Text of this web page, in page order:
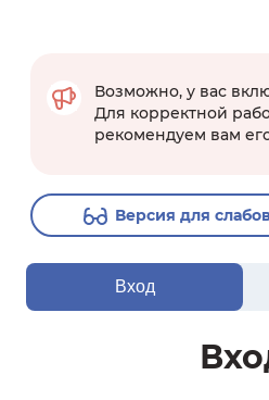
Версия для
Возможно, у вас
Для корректной
рекомендуем вам
Вход